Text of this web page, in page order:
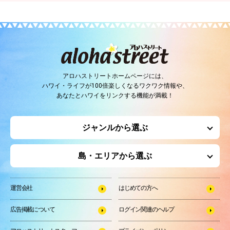
アロハストリートホームページには、
ハワイ・ライフが100倍楽しくなるワクワク情報や、
あなたとハワイをリンクする機能が満載！
ジャンルから選ぶ
島・エリアから選ぶ
運営会社 はじめての方へ
広告掲載について ログイン関連のヘルプ